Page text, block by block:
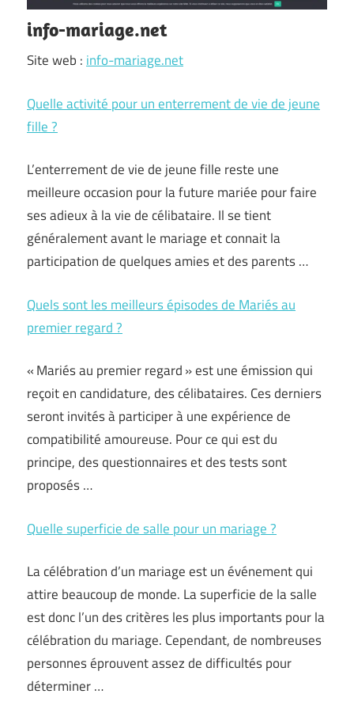
info-mariage.net
Site web :info-mariage.net
Quelle activité pour un enterrement de vie de jeune
fille ?
L’enterrement de vie de jeune fille reste une
meilleure occasion pour la future mariée pour faire
ses adieux à la vie de célibataire. Il se tient
généralement avant le mariage et connait la
participation de quelques amies et des parents …
Quels sont les meilleurs épisodes de Mariés au
premier regard ?
« Mariés au premier regard » est une émission qui
reçoit en candidature, des célibataires. Ces derniers
seront invités à participer à une expérience de
compatibilité amoureuse. Pour ce qui est du
principe, des questionnaires et des tests sont
proposés …
Quelle superficie de salle pour un mariage ?
La célébration d’un mariage est un événement qui
attire beaucoup de monde. La superficie de la salle
est donc l’un des critères les plus importants pour la
célébration du mariage. Cependant, de nombreuses
personnes éprouvent assez de difficultés pour
déterminer …